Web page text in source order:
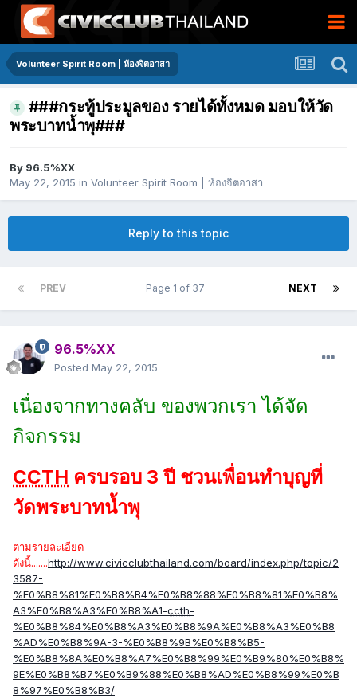
Volunteer Spirit Room | ห้องจิตอาสา
###กระทู้ประมูลของ รายได้ทั้งหมด มอบให้วัด
พระบาทน้ำพุ###
By 96.5%XX
May 22, 2015 in Volunteer Spirit Room | ห้องจิตอาสา
Reply to this topic
PREV NEXT
Page 1 of 37
96.5%XX
Posted May 22, 2015
เนื่องจากทางคลับ ของพวกเรา ได้จัด
กิจกรรม
CCTH ครบรอบ 3 ปี ชวนเพื่อนทำบุญที่
วัดพระบาทน้ำพุ
ตามรายละเอียด
ดังนี้.......http://www.civicclubthailand.com/board/index.php/topic/2
3587-
%E0%B8%81%E0%B8%B4%E0%B8%88%E0%B8%81%E0%B8%
A3%E0%B8%A3%E0%B8%A1-ccth-
%E0%B8%84%E0%B8%A3%E0%B8%9A%E0%B8%A3%E0%B8
%AD%E0%B8%9A-3-%E0%B8%9B%E0%B8%B5-
%E0%B8%8A%E0%B8%A7%E0%B8%99%E0%B9%80%E0%B8%
9E%E0%B8%B7%E0%B9%88%E0%B8%AD%E0%B8%99%E0%B
8%97%E0%B8%B3/